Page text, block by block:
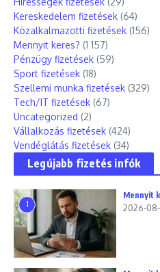
Kereskedelem fizetések (64)
Közalkalmazotti fizetések (156)
Mennyit keres? (1 157)
Pénzügy fizetések (59)
Sport fizetések (18)
Szellemi munka fizetések (329)
Tech/IT fizetések (67)
Uncategorized (2)
Vállalkozás fizetések (424)
Vendéglátás fizetések (34)
Legújabb fizetés infók
1
Mennyit
2026-